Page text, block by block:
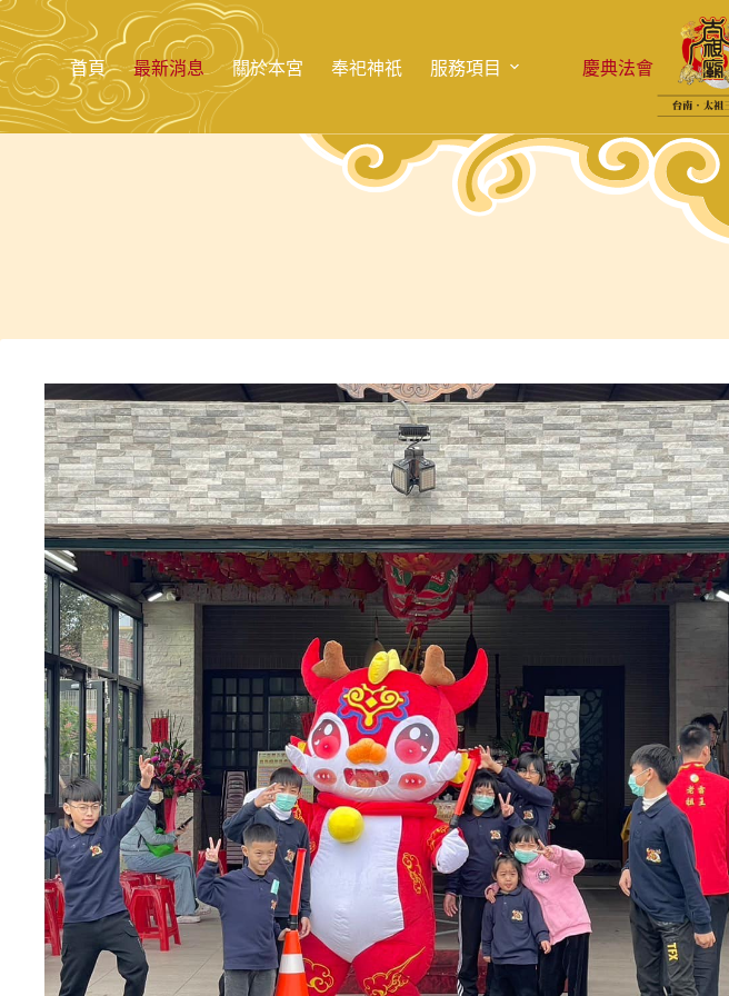
跳
至
主
要
內
首頁 最新消息 關於本宮 奉祀神祇 服務項目 慶典法會